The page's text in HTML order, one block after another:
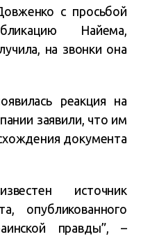
с просьбой
Найема,
на звонки она
реакция на
заявили, что им
документа
источник
опубликованного
правды”, –